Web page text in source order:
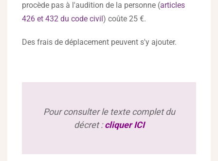
procède pas à l'audition de la personne (articles
426 et 432 du code civil) coûte 25 €.
Des frais de déplacement peuvent s'y ajouter.
Pour consulter le texte complet du
décret :cliquer ICI